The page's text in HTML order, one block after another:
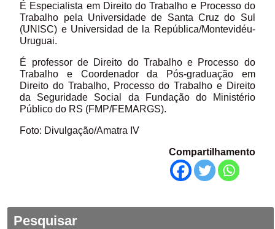
É Especialista em Direito do Trabalho e Processo do
Trabalho pela Universidade de Santa Cruz do Sul
(UNISC) e Universidad de la República/Montevidéu-
Uruguai.
É professor de Direito do Trabalho e Processo do
Trabalho e Coordenador da Pós-graduação em
Direito do Trabalho, Processo do Trabalho e Direito
da Seguridade Social da Fundação do Ministério
Público do RS (FMP/FEMARGS).
Foto: Divulgação/Amatra IV
Compartilhamento
Pesquisar